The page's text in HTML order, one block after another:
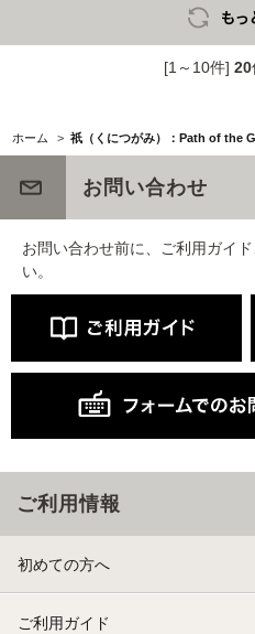
[1～10件] 20
ホーム > 祇（くにつがみ）：Path of the
お問い合わせ
お問い合わせ前に、ご利用ガイ
い。
ご利用情報
初めての方へ
ご利用ガイド